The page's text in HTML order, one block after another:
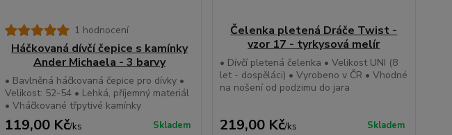
1 hodnocení
Háčkovaná dívčí čepice s kamínky
Ander Michaela - 3 barvy
• Bavlněná háčkovaná čepice pro dívky •
Velikost: 52-54 • Lehká, příjemný materiál
• Vháčkované třpytivé kamínky
119,00 Kč/ks Skladem
Čelenka pletená Dráče Twist -
vzor 17 - tyrkysová melír
• Dívčí pletená čelenka • Velikost UNI (8
let - dospěláci) • Vyrobeno v ČR • Vhodné
na nošení od podzimu do jara
219,00 Kč/ks Skladem